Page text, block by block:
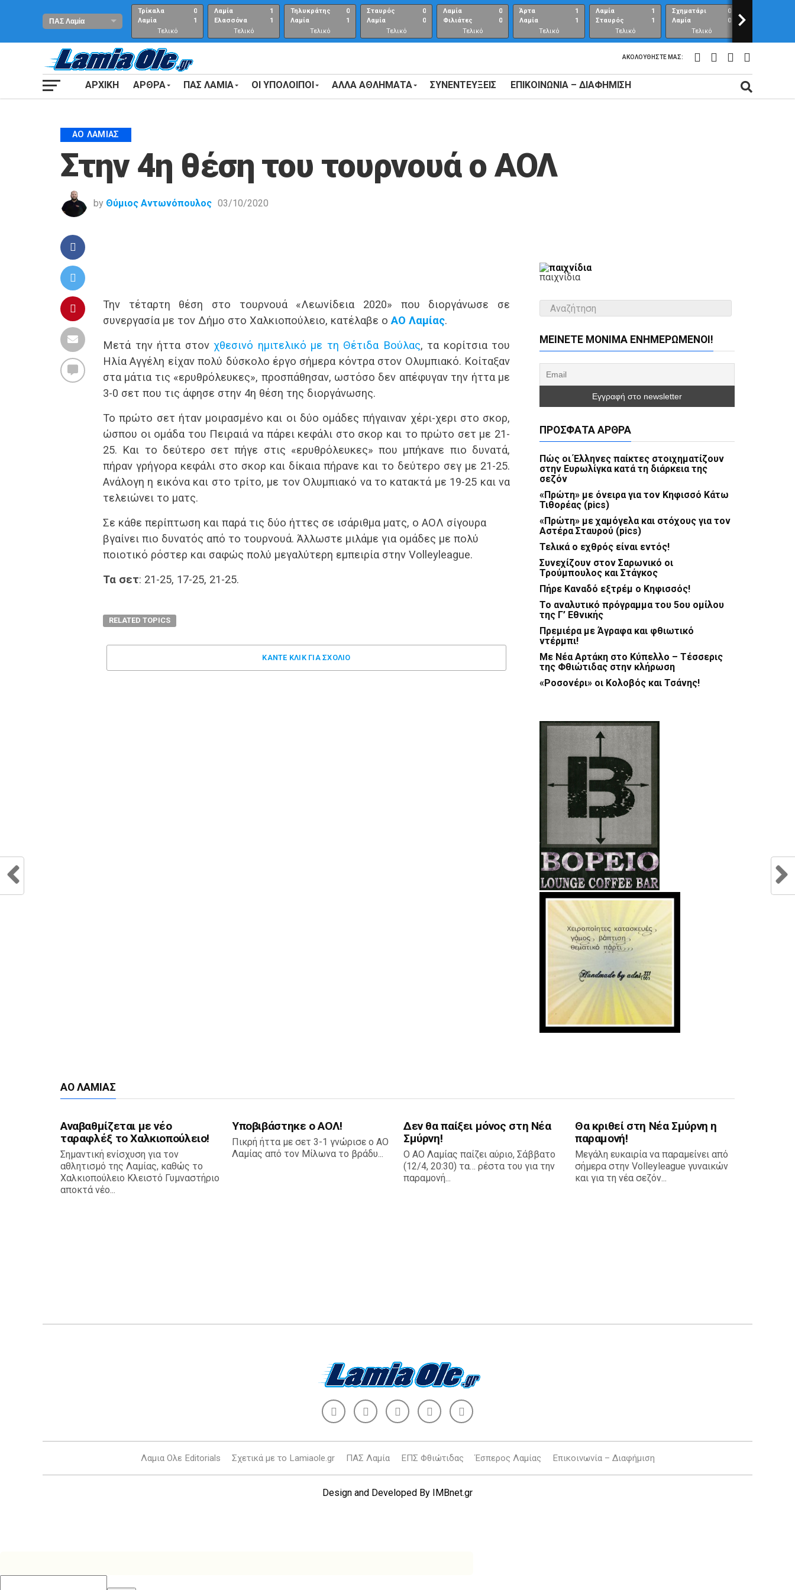
Τρίκαλα
Λαμία
0
1
Τελικό
αποτέλεσμα
Λαμία
Ελασσόνα
1
1
Τελικό
Αποτέλεσμα
Τηλυκράτης
Λαμία
0
1
Τελικό
αποτέλεσμα
Σταυρός
Λαμία
0
0
Τελικό
αποτέλεσμα
Λαμία
Φιλιάτες
0
0
Τελικό
Αποτέλεσμα
Άρτα
Λαμία
1
1
Τελικό
αποτέλεσμα
Λαμία
Σταυρός
1
1
Τελικό
αποτέλεσμα
Σχηματάρι
Λαμία
0
0
Τελικό
αποτέλεσμα
>
ΑΚΟΛΟΥΘΉΣΤΕ ΜΑΣ:
ΑΡΧΙΚΗ ΑΡΘΡΑ ΠΑΣ ΛΑΜΙΑ ΟΙ ΥΠΟΛΟΙΠΟΙ ΑΛΛΑ ΑΘΛΗΜΑΤΑ ΣΥΝΕΝΤΕΎΞΕΙΣ ΕΠΙΚΟΙΝΩΝΊΑ – ΔΙΑΦΉΜΙΣΗ
ΑΟ ΛΑΜΊΑΣ
Στην 4η θέση του τουρνουά ο ΑΟΛ
by Θύμιος Αντωνόπουλος 03/10/2020
Την τέταρτη θέση στο τουρνουά «Λεωνίδεια 2020» που διοργάνωσε σε
συνεργασία με τον Δήμο στο Χαλκιοπούλειο, κατέλαβε ο ΑΟ Λαμίας.
Μετά την ήττα στον χθεσινό ημιτελικό με τη Θέτιδα Βούλας, τα κορίτσια του
Ηλία Αγγέλη είχαν πολύ δύσκολο έργο σήμερα κόντρα στον Ολυμπιακό. Κοίταξαν
στα μάτια τις «ερυθρόλευκες», προσπάθησαν, ωστόσο δεν απέφυγαν την ήττα με
3-0 σετ που τις άφησε στην 4η θέση της διοργάνωσης.
Το πρώτο σετ ήταν μοιρασμένο και οι δύο ομάδες πήγαιναν χέρι-χερι στο σκορ,
ώσπου οι ομάδα του Πειραιά να πάρει κεφάλι στο σκορ και το πρώτο σετ με 21-
25. Και το δεύτερο σετ πήγε στις «ερυθρόλευκες» που μπήκανε πιο δυνατά,
πήραν γρήγορα κεφάλι στο σκορ και δίκαια πήρανε και το δεύτερο σεγ με 21-25.
Ανάλογη η εικόνα και στο τρίτο, με τον Ολυμπιακό να το κατακτά με 19-25 και να
τελειώνει το ματς.
Σε κάθε περίπτωση και παρά τις δύο ήττες σε ισάριθμα ματς, ο ΑΟΛ σίγουρα
βγαίνει πιο δυνατός από το τουρνουά. Άλλωστε μιλάμε για ομάδες με πολύ
ποιοτικό ρόστερ και σαφώς πολύ μεγαλύτερη εμπειρία στην Volleyleague.
Τα σετ: 21-25, 17-25, 21-25.
RELATED TOPICS
ΚΑΝΤΕ ΚΛΊΚ ΓΙΑ ΣΧΌΛΙΟ
παιχνίδια
ΜΕΊΝΕΤΕ ΜΌΝΙΜΑ ΕΝΗΜΕΡΏΜΕΝΟΙ!
ΠΡΌΣΦΑΤΑ ΆΡΘΡΑ
Πώς οι Έλληνες παίκτες στοιχηματίζουν
στην Ευρωλίγκα κατά τη διάρκεια της
σεζόν
«Πρώτη» με όνειρα για τον Κηφισσό Κάτω
Τιθορέας (pics)
«Πρώτη» με χαμόγελα και στόχους για τον
Αστέρα Σταυρού (pics)
Τελικά ο εχθρός είναι εντός!
Συνεχίζουν στον Σαρωνικό οι
Τρούμπουλος και Στάγκος
Πήρε Καναδό εξτρέμ ο Κηφισσός!
Το αναλυτικό πρόγραμμα του 5ου ομίλου
της Γ’ Εθνικής
Πρεμιέρα με Άγραφα και φθιωτικό
ντέρμπι!
Με Νέα Αρτάκη στο Κύπελλο – Τέσσερις
της Φθιώτιδας στην κλήρωση
«Ροσονέρι» οι Κολοβός και Τσάνης!
ΑΟ ΛΑΜΊΑΣ
Αναβαθμίζεται με νέο
ταραφλέξ το Χαλκιοπούλειο!
Σημαντική ενίσχυση για τον
αθλητισμό της Λαμίας, καθώς το
Χαλκιοπούλειο Κλειστό Γυμναστήριο
αποκτά νέο...
Υποβιβάστηκε ο ΑΟΛ!
Πικρή ήττα με σετ 3-1 γνώρισε ο ΑΟ
Λαμίας από τον Μίλωνα το βράδυ...
Δεν θα παίξει μόνος στη Νέα
Σμύρνη!
Ο ΑΟ Λαμίας παίζει αύριο, Σάββατο
(12/4, 20:30) τα… ρέστα του για την
παραμονή...
Θα κριθεί στη Νέα Σμύρνη η
παραμονή!
Μεγάλη ευκαιρία να παραμείνει από
σήμερα στην Volleyleague γυναικών
και για τη νέα σεζόν...
Λαμια Ολε Editorials Σχετικά με το Lamiaole.gr ΠΑΣ Λαμία ΕΠΣ Φθιώτιδας Έσπερος Λαμίας Επικοινωνία – Διαφήμιση
Design and Developed By IMBnet.gr